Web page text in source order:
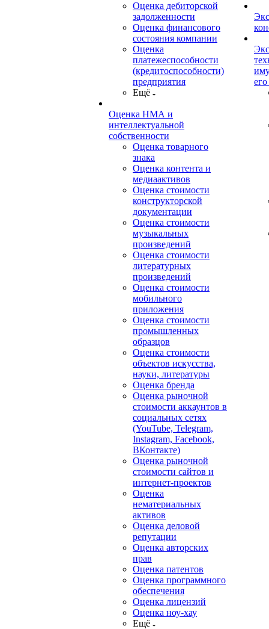
Оценка дебиторской
задолженности
Оценка финансового
состояния компании
Оценка
платежеспособности
(кредитоспособности)
предприятия
Ещё
Оценка НМА и
интеллектуальной
собственности
Оценка товарного
знака
Оценка контента и
медиаактивов
Оценка стоимости
конструкторской
документации
Оценка стоимости
музыкальных
произведений
Оценка стоимости
литературных
произведений
Оценка стоимости
мобильного
приложения
Оценка стоимости
промышленных
образцов
Оценка стоимости
объектов искусства,
науки, литературы
Оценка бренда
Оценка рыночной
стоимости аккаунтов в
социальных сетях
(YouTube, Telegram,
Instagram, Facebook,
ВКонтакте)
Оценка рыночной
стоимости сайтов и
интернет-проектов
Оценка
нематериальных
активов
Оценка деловой
репутации
Оценка авторских
прав
Оценка патентов
Оценка программного
обеспечения
Оценка лицензий
Оценка ноу-хау
Ещё